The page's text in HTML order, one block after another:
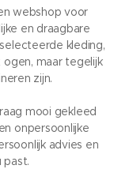
webshop voor
en draagbare
kleding,
maar tegelijk
zijn.
mooi gekleed
onpersoonlijke
advies en
past.